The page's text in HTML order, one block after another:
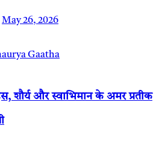
May 26, 2026
Gaatha
शौर्य और स्वाभिमान के अमर प्रतीक